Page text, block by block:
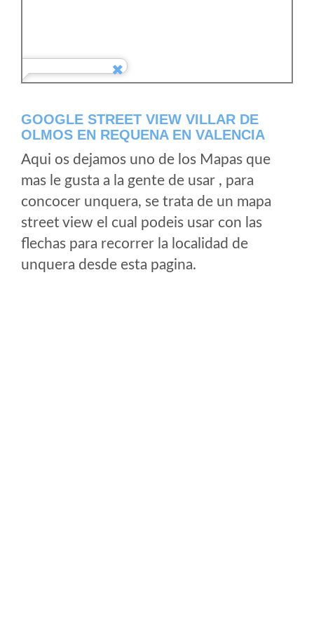
GOOGLE STREET VIEW VILLAR DE
OLMOS EN REQUENA EN VALENCIA
Aqui os dejamos uno de los Mapas que
mas le gusta a la gente de usar , para
concocer unquera, se trata de un mapa
street view el cual podeis usar con las
flechas para recorrer la localidad de
unquera desde esta pagina.